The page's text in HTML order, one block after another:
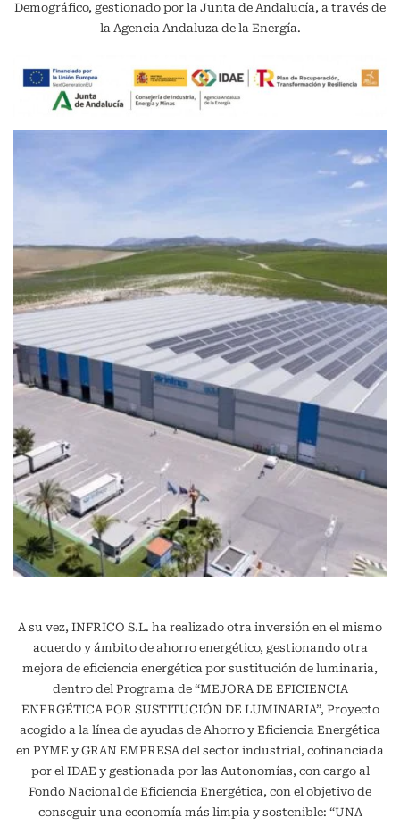
Demográfico, gestionado por la Junta de Andalucía, a través de
la Agencia Andaluza de la Energía.
A su vez, INFRICO S.L. ha realizado otra inversión en el mismo
acuerdo y ámbito de ahorro energético, gestionando otra
mejora de eficiencia energética por sustitución de luminaria,
dentro del Programa de “MEJORA DE EFICIENCIA
ENERGÉTICA POR SUSTITUCIÓN DE LUMINARIA”, Proyecto
acogido a la línea de ayudas de Ahorro y Eficiencia Energética
en PYME y GRAN EMPRESA del sector industrial, cofinanciada
por el IDAE y gestionada por las Autonomías, con cargo al
Fondo Nacional de Eficiencia Energética, con el objetivo de
conseguir una economía más limpia y sostenible: “UNA